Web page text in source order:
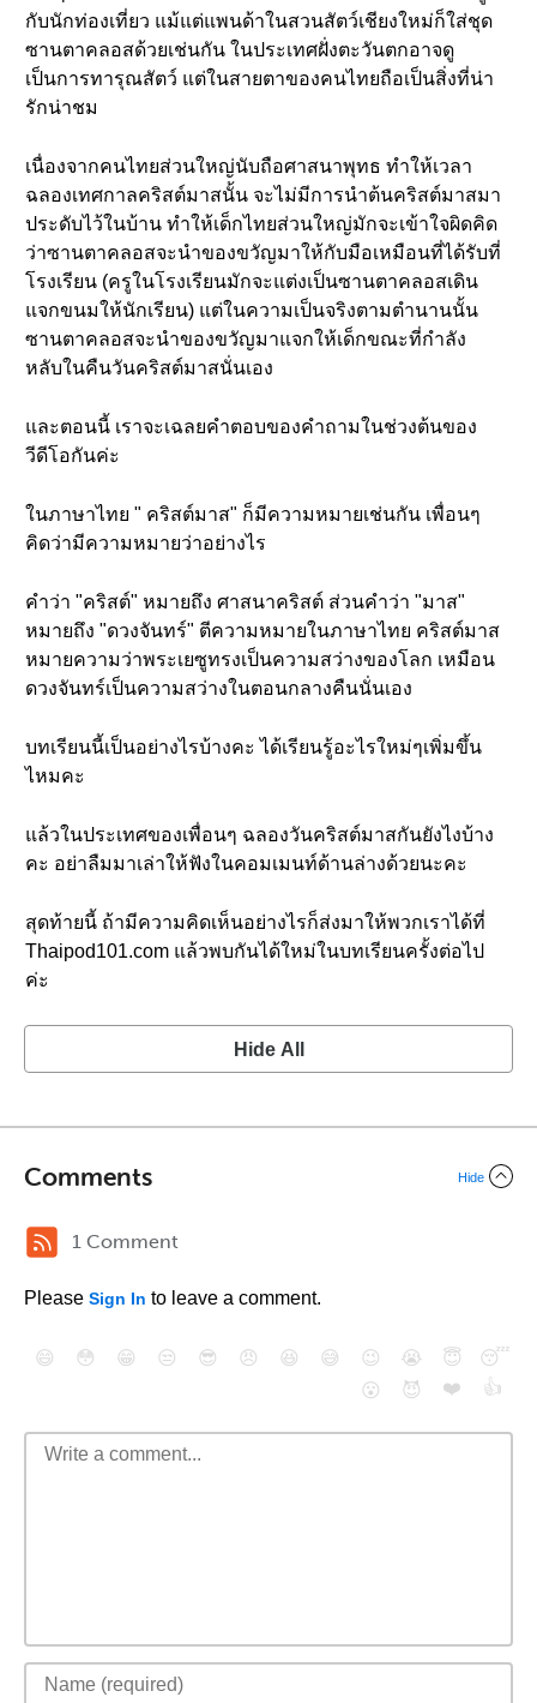
กับนักท่องเที่ยว แม้แต่แพนด้าในสวนสัตว์เชียงใหม่ก็ใส่ชุด
ซานตาคลอสด้วยเช่นกัน ในประเทศฝั่งตะวันตกอาจดู
เป็นการทารุณสัตว์ แต่ในสายตาของคนไทยถือเป็นสิ่งที่น่า
รักน่าชม
เนื่องจากคนไทยส่วนใหญ่นับถือศาสนาพุทธ ทำให้เวลา
ฉลองเทศกาลคริสต์มาสนั้น จะไม่มีการนำต้นคริสต์มาสมา
ประดับไว้ในบ้าน ทำให้เด็กไทยส่วนใหญ่มักจะเข้าใจผิดคิด
ว่าซานตาคลอสจะนำของขวัญมาให้กับมือเหมือนที่ได้รับที่
โรงเรียน (ครูในโรงเรียนมักจะแต่งเป็นซานตาคลอสเดิน
แจกขนมให้นักเรียน) แต่ในความเป็นจริงตามตำนานนั้น
ซานตาคลอสจะนำของขวัญมาแจกให้เด็กขณะที่กำลัง
หลับในคืนวันคริสต์มาสนั่นเอง
และตอนนี้ เราจะเฉลยคำตอบของคำถามในช่วงต้นของ
วีดีโอกันค่ะ
ในภาษาไทย " คริสต์มาส" ก็มีความหมายเช่นกัน เพื่อนๆ
คิดว่ามีความหมายว่าอย่างไร
คำว่า "คริสต์" หมายถึง ศาสนาคริสต์ ส่วนคำว่า "มาส"
หมายถึง "ดวงจันทร์" ตีความหมายในภาษาไทย คริสต์มาส
หมายความว่าพระเยซูทรงเป็นความสว่างของโลก เหมือน
ดวงจันทร์เป็นความสว่างในตอนกลางคืนนั่นเอง
บทเรียนนี้เป็นอย่างไรบ้างคะ ได้เรียนรู้อะไรใหม่ๆเพิ่มขึ้น
ไหมคะ
แล้วในประเทศของเพื่อนๆ ฉลองวันคริสต์มาสกันยังไงบ้าง
คะ อย่าลืมมาเล่าให้ฟังในคอมเมนท์ด้านล่างด้วยนะคะ
สุดท้ายนี้ ถ้ามีความคิดเห็นอย่างไรก็ส่งมาให้พวกเราได้ที่
Thaipod101.com แล้วพบกันได้ใหม่ในบทเรียนครั้งต่อไป
ค่ะ
Hide All
Comments Hide
1 Comment
Please Sign In to leave a comment.
😄 😳 😁 😒 😎 😠 😆 😅 😉 😭 😇
😴
😮
😈 ❤️ 👍